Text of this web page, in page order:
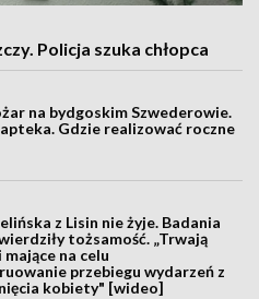
Policja szuka chłopca
na bydgoskim Szwederowie.
apteka. Gdzie realizować roczne
z Lisin nie żyje. Badania
tożsamość. „Trwają
mające na celu
przebiegu wydarzeń z
kobiety" [wideo]